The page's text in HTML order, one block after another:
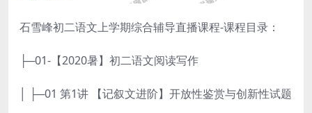
石雪峰初二语文上学期综合辅导直播课程-课程目录：
├─01-【2020暑】初二语文阅读写作
│ ├─01 第1讲 【记叙文进阶】开放性鉴赏与创新性试题